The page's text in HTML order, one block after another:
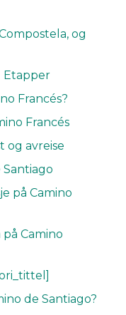
og
Etapper
Francés?
Francés
og avreise
på Camino
Camino
de Santiago?